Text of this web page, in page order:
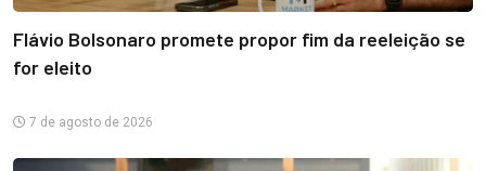
Flávio Bolsonaro promete propor fim da reeleição se
for eleito
7 de agosto de 2026